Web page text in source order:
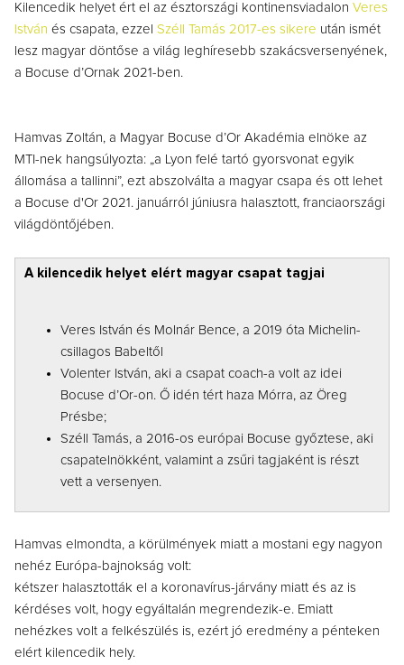
Kilencedik helyet ért el az észtországi kontinensviadalon Veres
István és csapata, ezzel Széll Tamás 2017-es sikere után ismét
lesz magyar döntőse a világ leghíresebb szakácsversenyének,
a Bocuse d’Ornak 2021-ben.
Hamvas Zoltán, a Magyar Bocuse d’Or Akadémia elnöke az
MTI-nek hangsúlyozta: „a Lyon felé tartó gyorsvonat egyik
állomása a tallinni”, ezt abszolválta a magyar csapa és ott lehet
a Bocuse d'Or 2021. januárról júniusra halasztott, franciaországi
világdöntőjében.
A kilencedik helyet elért magyar csapat tagjai
Veres István és Molnár Bence, a 2019 óta Michelin-
csillagos Babeltől
Volenter István, aki a csapat coach-a volt az idei
Bocuse d’Or-on. Ő idén tért haza Mórra, az Öreg
Présbe;
Széll Tamás, a 2016-os európai Bocuse győztese, aki
csapatelnökként, valamint a zsűri tagjaként is részt
vett a versenyen.
Hamvas elmondta, a körülmények miatt a mostani egy nagyon
nehéz Európa-bajnokság volt:
kétszer halasztották el a koronavírus-járvány miatt és az is
kérdéses volt, hogy egyáltalán megrendezik-e. Emiatt
nehézkes volt a felkészülés is, ezért jó eredmény a pénteken
elért kilencedik hely.